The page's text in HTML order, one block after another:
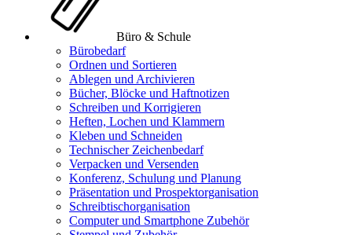
Büro & Schule
Bürobedarf
Ordnen und Sortieren
Ablegen und Archivieren
Bücher, Blöcke und Haftnotizen
Schreiben und Korrigieren
Heften, Lochen und Klammern
Kleben und Schneiden
Technischer Zeichenbedarf
Verpacken und Versenden
Konferenz, Schulung und Planung
Präsentation und Prospektorganisation
Schreibtischorganisation
Computer und Smartphone Zubehör